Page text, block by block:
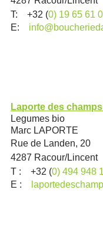
T:    +32 (0) 19 65 61
E:
Laporte des
Legumes bio
​Marc LAPORTE
Rue de Landen, 20
4287 Racour/Lincent
T :    +32 (0) 494 948
E :